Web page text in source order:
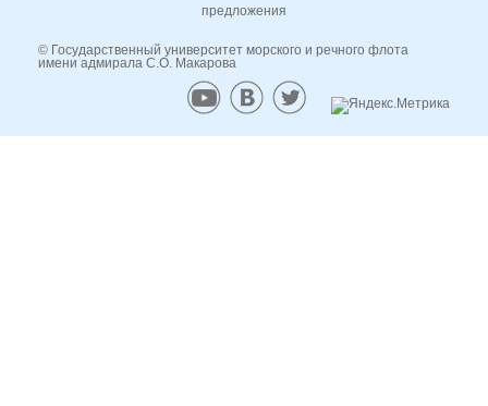
предложения
© Государственный университет морского и речного флота
имени адмирала С.О. Макарова